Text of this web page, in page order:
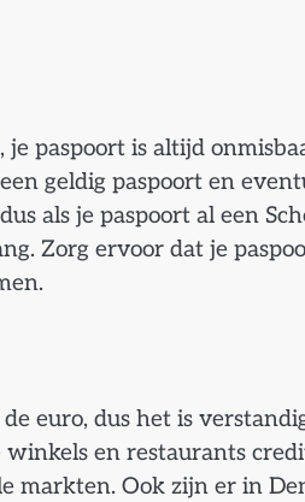
paspoort is altijd
geldig paspoort en
als je paspoort al een
Zorg ervoor dat je
euro, dus het is
en restaurants
markten. Ook zijn er in